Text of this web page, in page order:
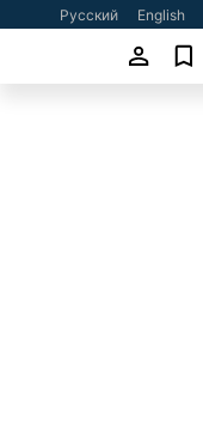
English
Русский